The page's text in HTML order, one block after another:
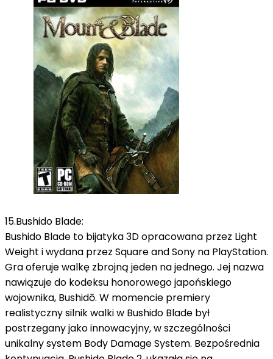
15.Bushido Blade:
Bushido Blade to bijatyka 3D opracowana przez Light
Weight i wydana przez Square and Sony na PlayStation.
Gra oferuje walkę zbrojną jeden na jednego. Jej nazwa
nawiązuje do kodeksu honorowego japońskiego
wojownika, Bushidō. W momencie premiery
realistyczny silnik walki w Bushido Blade był
postrzegany jako innowacyjny, w szczególności
unikalny system Body Damage System. Bezpośrednia